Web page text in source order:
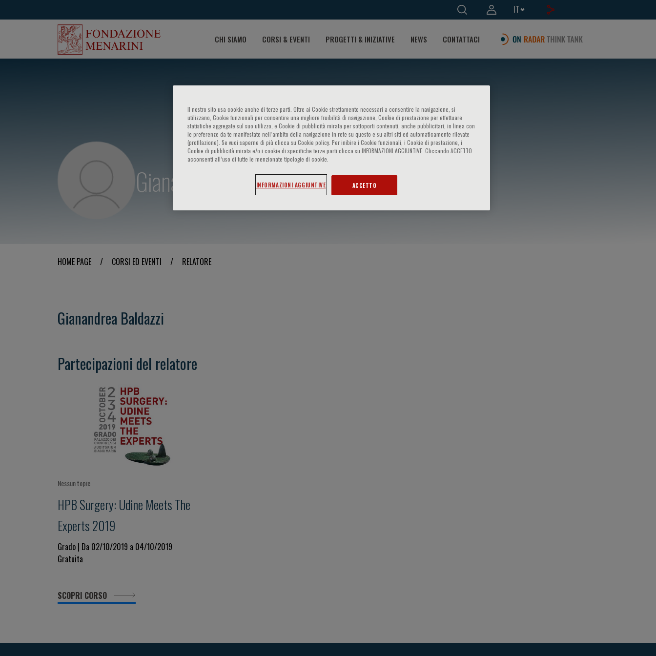
IT
CHI SIAMO CORSI & EVENTI PROGETTI & INIZIATIVE NEWS CONTATTACI
Gianandrea Baldazzi
HOME PAGE / CORSI ED EVENTI / RELATORE
Gianandrea Baldazzi
Partecipazioni del relatore
Nessun topic
HPB Surgery: Udine Meets The
Experts 2019
Grado | Da 02/10/2019 a 04/10/2019
Gratuita
SCOPRI CORSO
Il nostro sito usa cookie anche di terze parti. Oltre ai Cookie strettamente necessari a consentire la navigazione, si
utilizzano, Cookie funzionali per consentire una migliore fruibilità di navigazione, Cookie di prestazione per effettuare
statistiche aggregate sul suo utilizzo, e Cookie di pubblicità mirata per sottoporti contenuti, anche pubblicitari, in linea con
le preferenze da te manifestate nell‘ambito della navigazione in rete su questo e su altri siti ed automaticamente rilevate
(profilazione). Se vuoi saperne di più clicca su Cookie policy. Per inibire i Cookie funzionali, i Cookie di prestazione, i
Cookie di pubblicità mirata e/o i cookie di specifiche terze parti clicca su INFORMAZIONI AGGIUNTIVE. Cliccando ACCETTO
acconsenti all’uso di tutte le menzionate tipologie di cookie.
INFORMAZIONI AGGIUNTIVE ACCETTO